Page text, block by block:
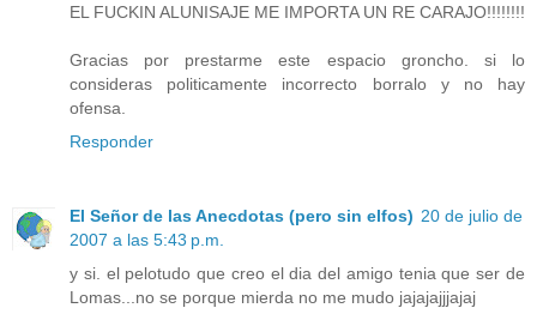
EL FUCKIN ALUNISAJE ME IMPORTA UN RE CARAJO!!!!!!!!
Gracias por prestarme este espacio groncho. si lo
consideras politicamente incorrecto borralo y no hay
ofensa.
Responder
El Señor de las Anecdotas (pero sin elfos) 20 de julio de
2007 a las 5:43 p.m.
y si. el pelotudo que creo el dia del amigo tenia que ser de
Lomas...no se porque mierda no me mudo jajajajjjajaj